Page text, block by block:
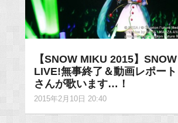
【SNOW MIKU 2015】
LIVE!無事終了＆動画レポー
さんが歌います…！
2015年2月10日 20:40